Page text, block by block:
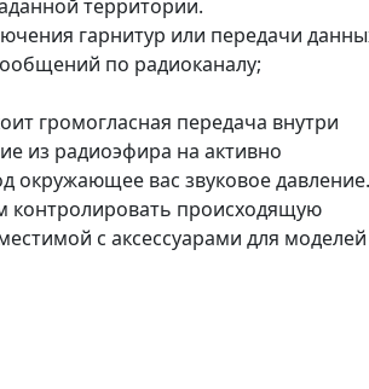
территории.
гарнитур или передачи
по радиоканалу;
громогласная передача внутри
из радиоэфира на активно
окружающее вас звуковое давление.
контролировать происходящую
с аксессуарами для моделей